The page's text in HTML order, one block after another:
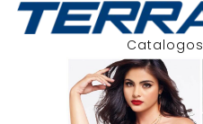
Catalogos